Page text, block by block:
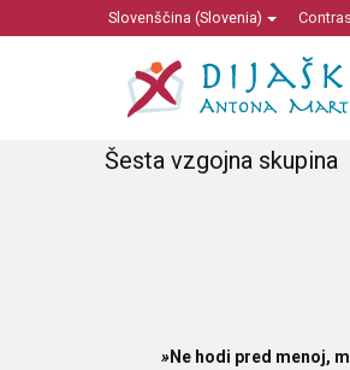
Slovenščina (Slovenia)
Šesta vzgojna skupina
»Ne hodi pred menoj,